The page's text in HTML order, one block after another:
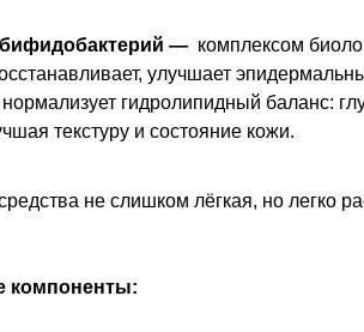
бифидобактерий — комплексом
улучшает
гидролипидный баланс:
текстуру и состояние кожи.
не слишком лёгкая, но легко
компоненты: